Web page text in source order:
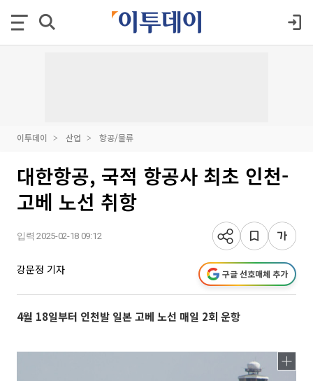
이투데이 산업 항공/물류
대한항공, 국적 항공사 최초 인천-
고베 노선 취항
입력 2025-02-18 09:12
강문정 기자 구글 선호매체 추가
4월 18일부터 인천발 일본 고베 노선 매일 2회 운항